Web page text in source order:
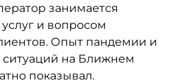
занимается
и вопросом
Опыт пандемии и
на Ближнем
показывал.